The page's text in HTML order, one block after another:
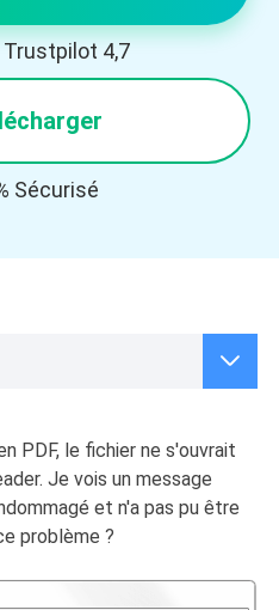
4,7
Sécurisé

PDF, le fichier ne s'ouvrait
Je vois un message
et n'a pas pu être
problème ?